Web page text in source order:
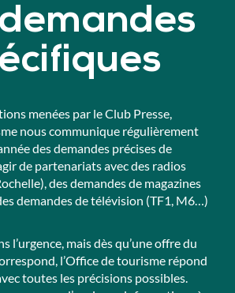
menées par le Club Presse,
nous communique régulièrement
des demandes précises de
de partenariats avec des radios
), des demandes de magazines
demandes de télévision (TF1, M6…)
l’urgence, mais dès qu’une offre du
l’Office de tourisme répond
toutes les précisions possibles.